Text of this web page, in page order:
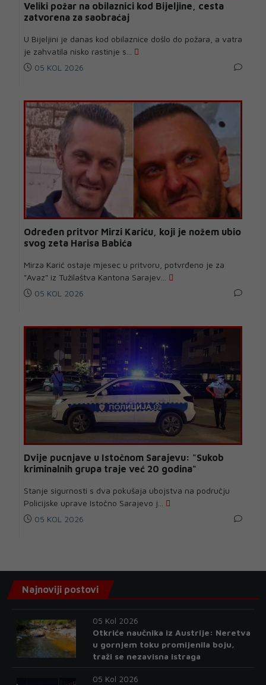
Veliki požar na obilaznici kod Bijeljine, cesta
zatvorena za saobraćaj
U Bijeljini je danas kod obilaznice došlo do požara, a vatra
je zahvatila nisko rastinje s...
05 KOL 2026
Određen pritvor Mirzi Kariću, koji je nožem ubio
svog zeta Harisa Babića
Mirza Karić ostaje mjesec u pritvoru, potvrđeno je za
"Avaz" iz Tužilaštva Kantona Sarajev...
05 KOL 2026
Dvije pucnjave u Istočnom Sarajevu: "Sukob
kriminalnih grupa traje već 20 godina"
Stanje sigurnosti s dva pokušaja ubojstva na području
Policijske uprave Istočno Sarajevo j...
05 KOL 2026
Najnoviji postovi
05 Kol 2026
Otkriće naučnika iz Austrije: Neretva
u gornjem toku promijenila boju,
traži se nezavisna istraga
05 Kol 2026